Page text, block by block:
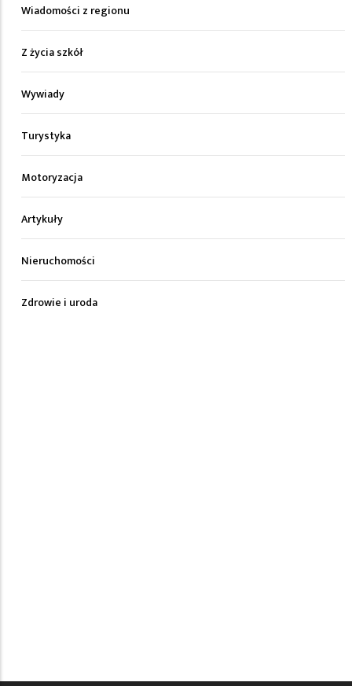
Wiadomości z regionu
Z życia szkół
Wywiady
Turystyka
Motoryzacja
Artykuły
Nieruchomości
Zdrowie i uroda